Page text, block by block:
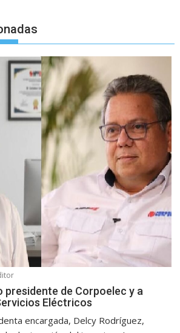
presidente de Corpoelec y a
Eléctricos
encargada, Delcy Rodríguez,